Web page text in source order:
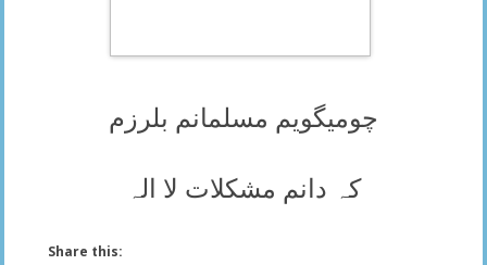
چومیگویم مسلمانم بلرزم
کہ دانم مشکلات لا الہ
Share this: